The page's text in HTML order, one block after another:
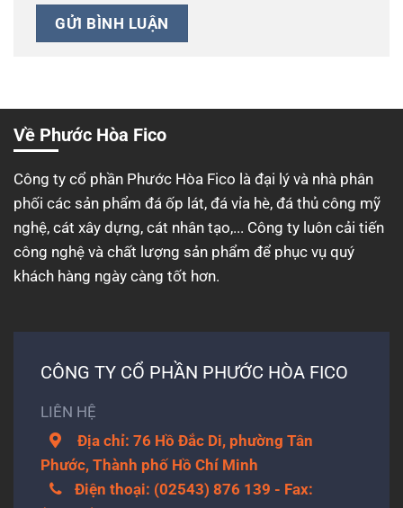
Về Phước Hòa Fico
Công ty cổ phần Phước Hòa Fico là đại lý và nhà phân
phối các sản phẩm đá ốp lát, đá vỉa hè, đá thủ công mỹ
nghệ, cát xây dựng, cát nhân tạo,... Công ty luôn cải tiến
công nghệ và chất lượng sản phẩm để phục vụ quý
khách hàng ngày càng tốt hơn.
CÔNG TY CỔ PHẦN PHƯỚC HÒA FICO
LIÊN HỆ
Địa chỉ: 76 Hồ Đắc Di, phường Tân
Phước, Thành phố Hồ Chí Minh
Điện thoại: (02543) 876 139 - Fax: